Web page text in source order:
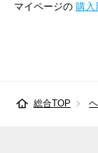
マイページの 購入
総合TOP